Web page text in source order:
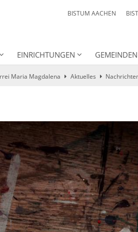
BISTUM AACHEN
EINRICHTUNGEN GEMEINDEN
Maria Magdalena Aktuelles